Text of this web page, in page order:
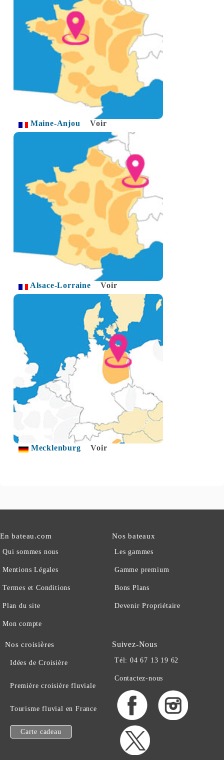
Maine-Anjou Voir
Alsace-Lorraine Voir
Mecklenburg Voir
En bateau.com
Qui sommes nous
Mentions Légales
Termes et Conditions
Plan du site
Mon compte
Nos bateaux
Les gammes
Gamme premium
Bons Plans
Devenir Propriétaire
Nos croisières
Idées de Croisière
Première croisière fluviale
Tourisme fluvial en France
Carte cadeau
Suivez-Nous
Tél: 04 67 13 19 62
Contactez-nous